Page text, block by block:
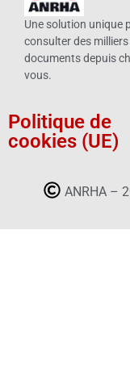
Une solution unique
consulter des milliers
documents depuis
vous.
Politique de
cookies (UE)
ANRHA –